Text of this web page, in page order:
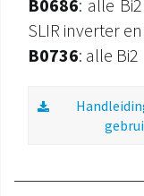
B0686: alle
SLIR inverter
B0736: alle Bi2